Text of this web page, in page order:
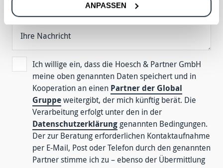
ANPASSEN
Ihre Nachricht
Ich willige ein, dass die Hoesch & Partner GmbH
meine oben genannten Daten speichert und in
Kooperation an einen Partner der Global
Gruppeweitergibt, der mich künftig berät. Die
Verarbeitung erfolgt unter den in der
Datenschutzerklärung genannten Bedingungen.
Der zur Beratung erforderlichen Kontaktaufnahme
per E-Mail, Post oder Telefon durch den genannten
Partner stimme ich zu – ebenso der Übermittlung